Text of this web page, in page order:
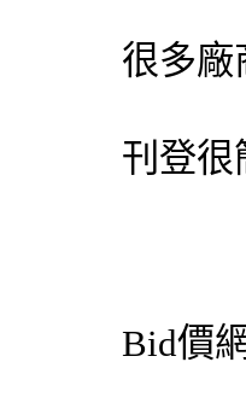
很多廠
刊登很
Bid價網